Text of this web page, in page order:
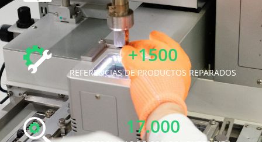
+1500
REFERENCIAS DE PRODUCTOS REPARADOS
17.000